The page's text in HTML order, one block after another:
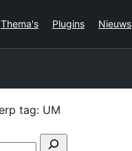
Thema's Plugins Nieuws
tag: UM